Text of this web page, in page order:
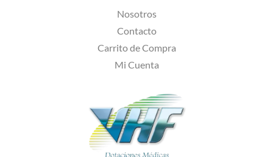
Nosotros
Contacto
Carrito de Compra
Mi Cuenta